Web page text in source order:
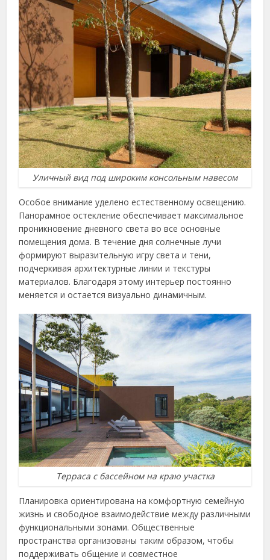
Уличный вид под широким консольным навесом
Особое внимание уделено естественному освещению.
Панорамное остекление обеспечивает максимальное
проникновение дневного света во все основные
помещения дома. В течение дня солнечные лучи
формируют выразительную игру света и тени,
подчеркивая архитектурные линии и текстуры
материалов. Благодаря этому интерьер постоянно
меняется и остается визуально динамичным.
Терраса с бассейном на краю участка
Планировка ориентирована на комфортную семейную
жизнь и свободное взаимодействие между различными
функциональными зонами. Общественные
пространства организованы таким образом, чтобы
поддерживать общение и совместное